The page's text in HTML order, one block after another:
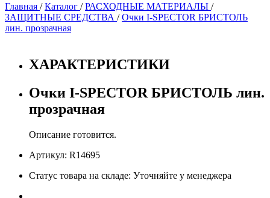
Главная /Каталог /РАСХОДНЫЕ МАТЕРИАЛЫ /
ЗАЩИТНЫЕ СРЕДСТВА /Очки I-SPECTOR БРИСТОЛЬ
лин. прозрачная
ХАРАКТЕРИСТИКИ
Очки I-SPECTOR БРИСТОЛЬ лин.
прозрачная
Описание готовится.
Артикул: R14695
Статус товара на складе: Уточняйте у менеджера